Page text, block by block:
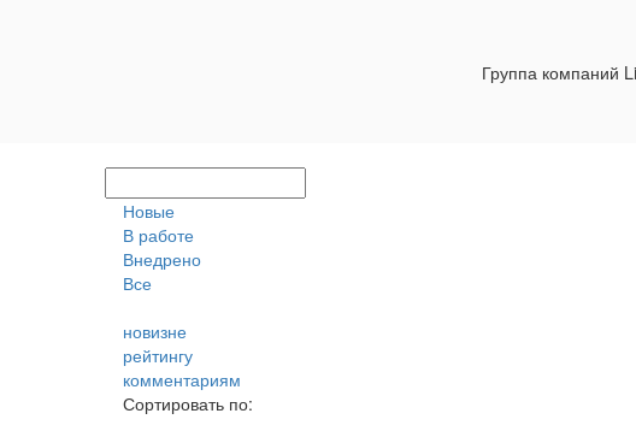
Группа компаний
Новые
В работе
Внедрено
Все
новизне
рейтингу
комментариям
Сортировать по: